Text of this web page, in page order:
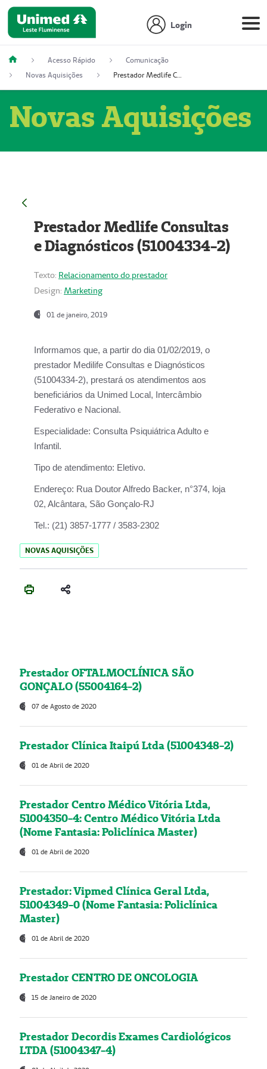
Login
Acesso Rápido
Comunicação
Novas Aquisições
Prestador Medlife Consultas e Diagnósticos (51004334-2)
Novas Aquisições
Prestador Medlife Consultas
e Diagnósticos (51004334-2)
Texto: Relacionamento do prestador
Design: Marketing
01 de janeiro, 2019
Informamos que, a partir do dia 01/02/2019, o
prestador Medilife Consultas e Diagnósticos
(51004334-2), prestará os atendimentos aos
beneficiários da Unimed Local, Intercâmbio
Federativo e Nacional.
Especialidade: Consulta Psiquiátrica Adulto e
Infantil.
Tipo de atendimento: Eletivo.
Endereço: Rua Doutor Alfredo Backer, n°374, loja
02, Alcântara, São Gonçalo-RJ
Tel.: (21) 3857-1777 / 3583-2302
NOVAS AQUISIÇÕES
Prestador OFTALMOCLÍNICA SÃO
GONÇALO (55004164-2)
07 de Agosto de 2020
Prestador Clínica Itaipú Ltda (51004348-2)
01 de Abril de 2020
Prestador Centro Médico Vitória Ltda,
51004350-4: Centro Médico Vitória Ltda
(Nome Fantasia: Policlínica Master)
01 de Abril de 2020
Prestador: Vipmed Clínica Geral Ltda,
51004349-0 (Nome Fantasia: Policlínica
Master)
01 de Abril de 2020
Prestador CENTRO DE ONCOLOGIA
15 de Janeiro de 2020
Prestador Decordis Exames Cardiológicos
LTDA (51004347-4)